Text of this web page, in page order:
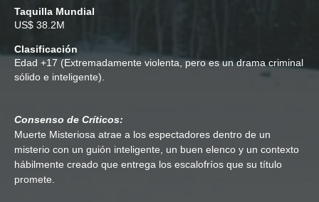
Taquilla Mundial
US$ 38.2M
Clasificación
Edad +17 (Extremadamente violenta, pero es un drama criminal
sólido e inteligente).
Consenso de Críticos:
Muerte Misteriosa atrae a los espectadores dentro de un
misterio con un guión inteligente, un buen elenco y un contexto
hábilmente creado que entrega los escalofríos que su título
promete.